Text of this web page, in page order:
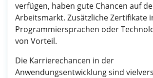
verfügen, haben gute Chancen auf
Arbeitsmarkt. Zusätzliche Zertifikate
Programmiersprachen oder
von Vorteil.
Die Karrierechancen in der
Anwendungsentwicklung sind